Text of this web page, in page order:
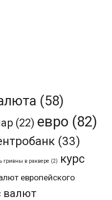
(58)
(22) евро (82)
(33)
гривны в раквере (2)
курс
европейского
валют